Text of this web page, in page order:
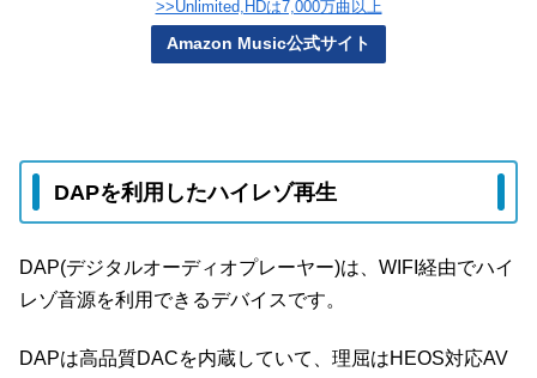
>>Unlimited,HDは7,000万曲以上
Amazon Music公式サイト
DAPを利用したハイレゾ再生
DAP(デジタルオーディオプレーヤー)は、WIFI経由でハイ
レゾ音源を利用できるデバイスです。
DAPは高品質DACを内蔵していて、理屈はHEOS対応AV